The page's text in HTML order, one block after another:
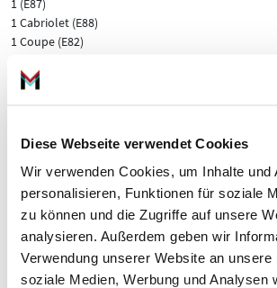
Diese Webseite verwendet Cookies
Wir verwenden Cookies, um Inhalte und
personalisieren, Funktionen für soziale
zu können und die Zugriffe auf unsere
analysieren. Außerdem geben wir
Verwendung unserer Website an unsere
soziale Medien, Werbung und Analysen
1 (E87)
1 Cabriolet (E88)
1 Coupe (E82)
3 (E90)
3 Compact (E46)
3 Coupe (E92)
3 Touring (E46)
3 Touring (E91)
5 (E60)
X1 (E84)
Z4 Roadster (E85)